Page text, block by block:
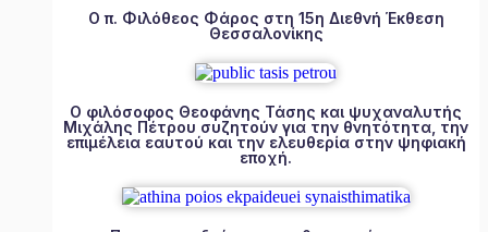
Ο π. Φιλόθεος Φάρος στη 15η Διεθνή Έκθεση
Θεσσαλονίκης
Ο φιλόσοφος Θεοφάνης Τάσης και ψυχαναλυτής
Μιχάλης Πέτρου συζητούν για την θνητότητα, την
επιμέλεια εαυτού και την ελευθερία στην ψηφιακή
εποχή.